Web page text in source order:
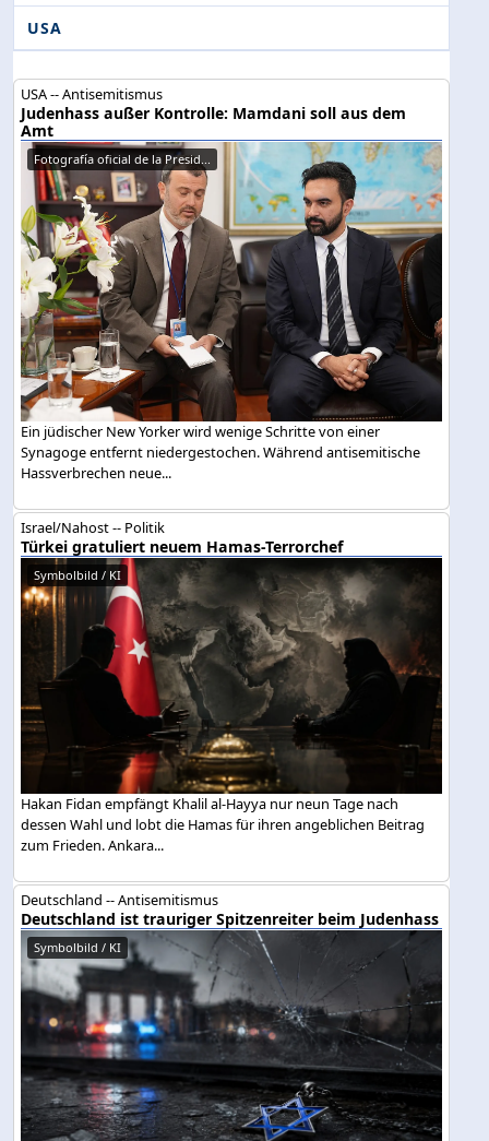
USA
USA -- Antisemitismus
Judenhass außer Kontrolle: Mamdani soll aus dem
Amt
Fotografía oficial de la Presid...
Ein jüdischer New Yorker wird wenige Schritte von einer
Synagoge entfernt niedergestochen. Während antisemitische
Hassverbrechen neue...
Israel/Nahost -- Politik
Türkei gratuliert neuem Hamas-Terrorchef
Symbolbild / KI
Hakan Fidan empfängt Khalil al-Hayya nur neun Tage nach
dessen Wahl und lobt die Hamas für ihren angeblichen Beitrag
zum Frieden. Ankara...
Deutschland -- Antisemitismus
Deutschland ist trauriger Spitzenreiter beim Judenhass
Symbolbild / KI